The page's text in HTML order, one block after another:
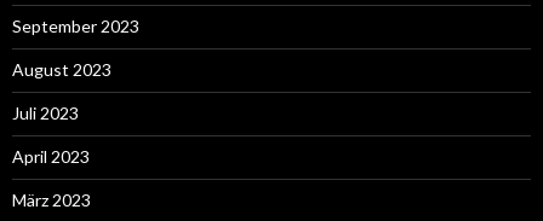
September 2023
August 2023
Juli 2023
April 2023
März 2023